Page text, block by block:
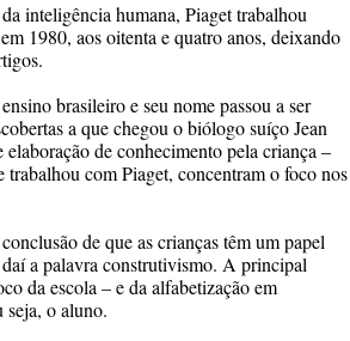
inteligência humana, Piaget trabalhou
1980, aos oitenta e quatro anos, deixando
brasileiro e seu nome passou a ser
a que chegou o biólogo suíço Jean
de conhecimento pela criança –
trabalhou com Piaget, concentram o foco nos
de que as crianças têm um papel
a palavra construtivismo. A principal
da escola – e da alfabetização em
seja, o aluno.